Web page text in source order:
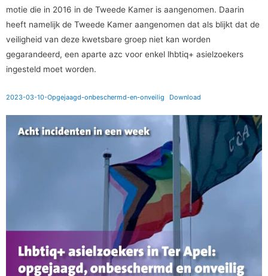
motie die in 2016 in de Tweede Kamer is aangenomen. Daarin
heeft namelijk de Tweede Kamer aangenomen dat als blijkt dat de
veiligheid van deze kwetsbare groep niet kan worden
gegarandeerd, een aparte azc voor enkel lhbtiq+ asielzoekers
ingesteld moet worden.
2023-03-10-Opgejaagd-onbeschermd-en-onveilig Download